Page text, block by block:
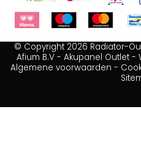
© Copyright 2026 Radiator-
Afium B.V - Akupanel Outlet -
Algemene voorwaarden -